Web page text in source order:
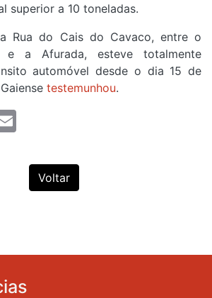
superior a 10 toneladas.
Rua do Cais do Cavaco, entre o
a Afurada, esteve totalmente
automóvel desde o dia 15 de
testemunhou.
Voltar